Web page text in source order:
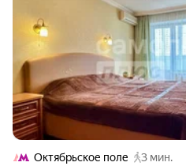
Октябрьское поле
3 мин.